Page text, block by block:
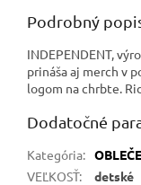
Podrobný
INDEPENDENT,
prináša aj merch v
logom na chrbte.
Dodatočné
Kategória:
VEĽKOSŤ: detské